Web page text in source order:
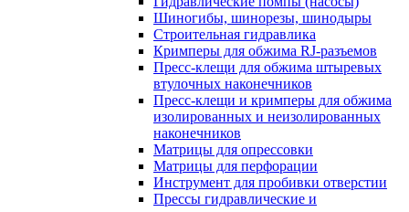
Шиногибы, шинорезы, шинодыры
Строительная гидравлика
Кримперы для обжима RJ-разъемов
Пресс-клещи для обжима штыревых
втулочных наконечников
Пресс-клещи и кримперы для обжима
изолированных и неизолированных
наконечников
Матрицы для опрессовки
Матрицы для перфорации
Инструмент для пробивки отверстии
Прессы гидравлические и